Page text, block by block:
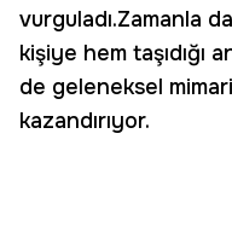
vurguladı.Zamanla
kişiye hem taşıdığı
de geleneksel
kazandırıyor.